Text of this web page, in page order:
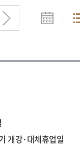
개강·대체휴업일